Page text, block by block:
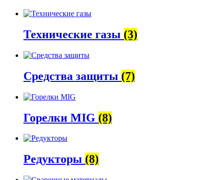
Технические газы (3)
Средства защиты (7)
Горелки MIG (8)
Редукторы (8)